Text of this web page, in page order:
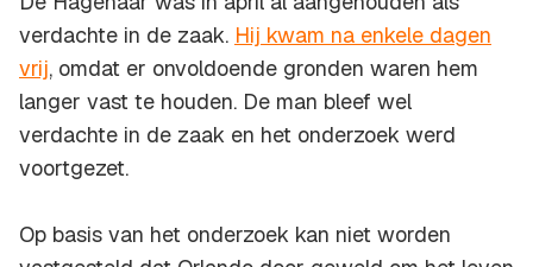
verdachte in de zaak. Hij kwam na enkele dagen
vrij, omdat er onvoldoende gronden waren hem
langer vast te houden. De man bleef wel
verdachte in de zaak en het onderzoek werd
voortgezet.
Op basis van het onderzoek kan niet worden